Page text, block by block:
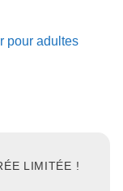
pour adultes
LIMITÉE !